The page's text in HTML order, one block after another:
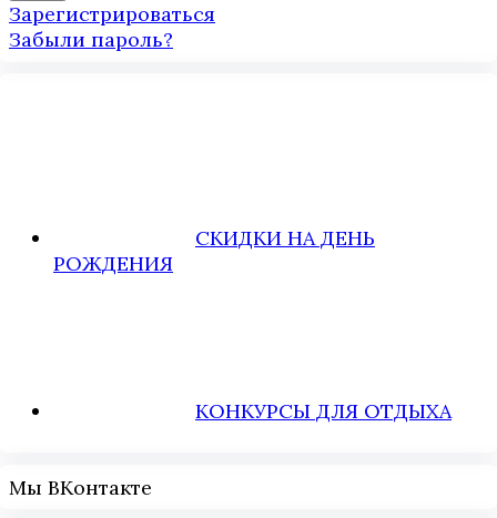
Зарегистрироваться
Забыли пароль?
СКИДКИ НА ДЕНЬ
РОЖДЕНИЯ
КОНКУРСЫ ДЛЯ ОТДЫХА
Мы ВКонтакте